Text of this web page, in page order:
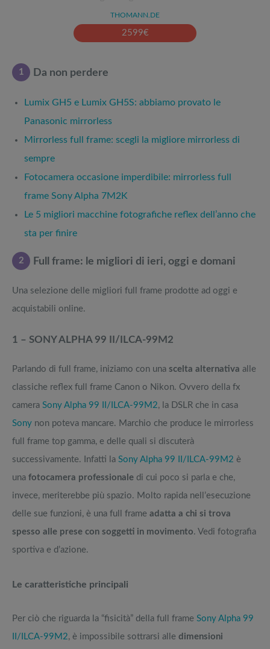
THOMANN.DE
2599€
1 Da non perdere
Lumix GH5 e Lumix GH5S: abbiamo provato le
Panasonic mirrorless
Mirrorless full frame: scegli la migliore mirrorless di
sempre
Fotocamera occasione imperdibile: mirrorless full
frame Sony Alpha 7M2K
Le 5 migliori macchine fotografiche reflex dell’anno che
sta per finire
2 Full frame: le migliori di ieri, oggi e domani
Una selezione delle migliori full frame prodotte ad oggi e
acquistabili online.
1 – SONY ALPHA 99 II/ILCA-99M2
Parlando di full frame, iniziamo con una scelta alternativa alle
classiche reflex full frame Canon o Nikon. Ovvero della fx
camera Sony Alpha 99 II/ILCA-99M2, la DSLR che in casa
Sony non poteva mancare. Marchio che produce le mirrorless
full frame top gamma, e delle quali si discuterà
successivamente. Infatti la Sony Alpha 99 II/ILCA-99M2 è
una fotocamera professionale di cui poco si parla e che,
invece, meriterebbe più spazio. Molto rapida nell’esecuzione
delle sue funzioni, è una full frame adatta a chi si trova
spesso alle prese con soggetti in movimento. Vedi fotografia
sportiva e d’azione.
Le caratteristiche principali
Per ciò che riguarda la “fisicità” della full frame Sony Alpha 99
II/ILCA-99M2, è impossibile sottrarsi alle dimensioni